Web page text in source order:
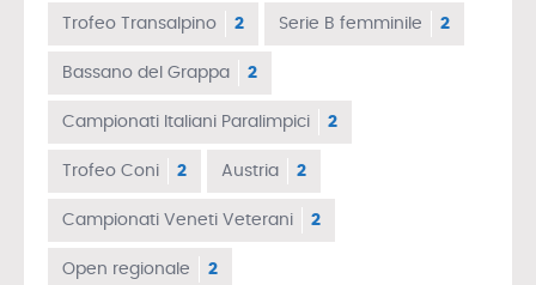
Trofeo Transalpino 2 Serie B femminile 2
Bassano del Grappa 2
Campionati Italiani Paralimpici 2
Trofeo Coni 2 Austria 2
Campionati Veneti Veterani 2
Open regionale 2